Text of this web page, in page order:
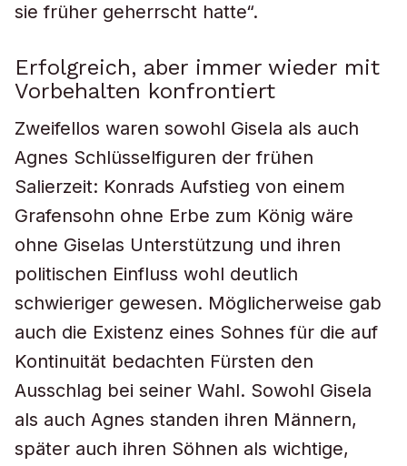
sie früher geherrscht hatte“.
Erfolgreich, aber immer wieder mit
Vorbehalten konfrontiert
Zweifellos waren sowohl Gisela als auch
Agnes Schlüsselfiguren der frühen
Salierzeit: Konrads Aufstieg von einem
Grafensohn ohne Erbe zum König wäre
ohne Giselas Unterstützung und ihren
politischen Einfluss wohl deutlich
schwieriger gewesen. Möglicherweise gab
auch die Existenz eines Sohnes für die auf
Kontinuität bedachten Fürsten den
Ausschlag bei seiner Wahl. Sowohl Gisela
als auch Agnes standen ihren Männern,
später auch ihren Söhnen als wichtige,